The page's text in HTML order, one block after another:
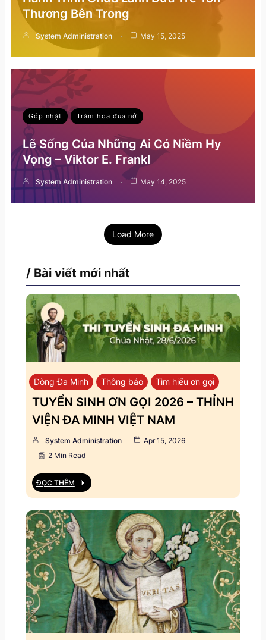
Thương Bên Trong
System Administration May 15, 2025
Góp nhặt Trăm hoa đua nở
Lẽ Sống Của Những Ai Có Niềm Hy
Vọng – Viktor E. Frankl
System Administration May 14, 2025
Load More
/ Bài viết mới nhất
Dòng Đa Minh Thông báo Tìm hiểu ơn gọi
TUYỂN SINH ƠN GỌI 2026 – THỈNH
VIỆN ĐA MINH VIỆT NAM
System Administration
Apr 15, 2026
2 Min Read
ĐỌC THÊM